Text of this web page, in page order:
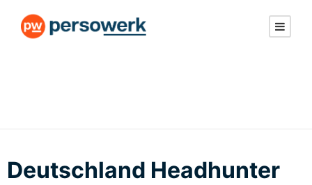
Deutschland Headhunter